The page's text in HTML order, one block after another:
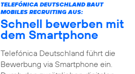
TELEFÓNICA DEUTSCHLAND BAUT
MOBILES RECRUITING AUS:
Schnell bewerben mit
dem Smartphone
Telefónica Deutschland führt die
Bewerbung via Smartphone ein.